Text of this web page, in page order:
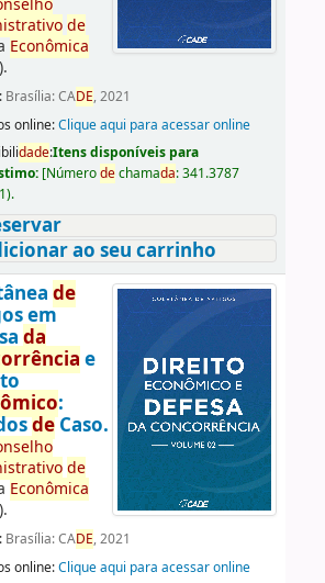
de
Econômica
).
Brasília: CADE, 2021
online:Clique aqui para acessar online
dade:Itens disponíveis para
[Númerodechamada:341.3787
ao seu carrinho
de
em
da
e
:
deCaso.
de
Econômica
).
Brasília: CADE, 2021
online:Clique aqui para acessar online